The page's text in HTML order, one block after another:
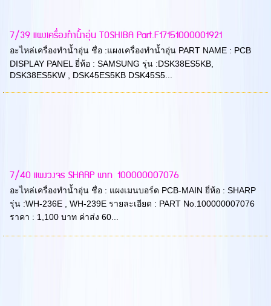
7/39 แผงเครื่องทำน้ำอุ่น TOSHIBA Part.F17151000001921
อะไหล่เครื่องทำน้ำอุ่น ชื่อ :แผงเครื่องทำน้ำอุ่น PART NAME : PCB
DISPLAY PANEL ยี่ห้อ : SAMSUNG รุ่น :DSK38ES5KB,
DSK38ES5KW , DSK45ES5KB DSK45S5...
7/40 แผงวงจร SHARP พาท 100000007076
อะไหล่เครื่องทำน้ำอุ่น ชื่อ : แผงเมนบอร์ด PCB-MAIN ยี่ห้อ : SHARP
รุ่น :WH-236E , WH-239E รายละเอียด : PART No.100000007076
ราคา : 1,100 บาท ค่าส่ง 60...